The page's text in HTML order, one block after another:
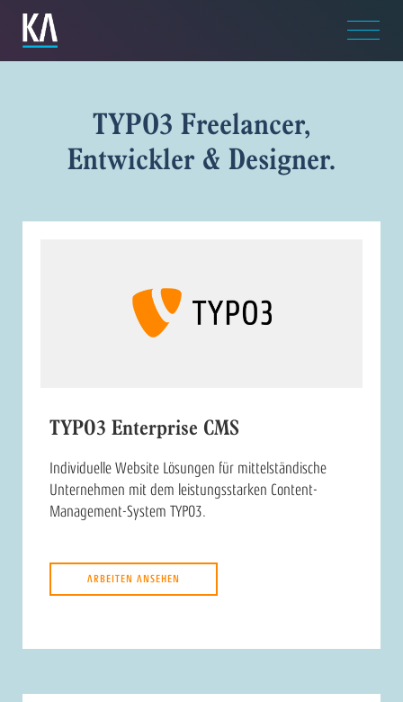
TYPO3 Freelancer,
Entwickler & Designer.
TYPO3 Enterprise CMS
Individuelle Website Lösungen für mittelständische
Unternehmen mit dem leistungsstarken Content-
Management-System TYPO3.
ARBEITEN ANSEHEN